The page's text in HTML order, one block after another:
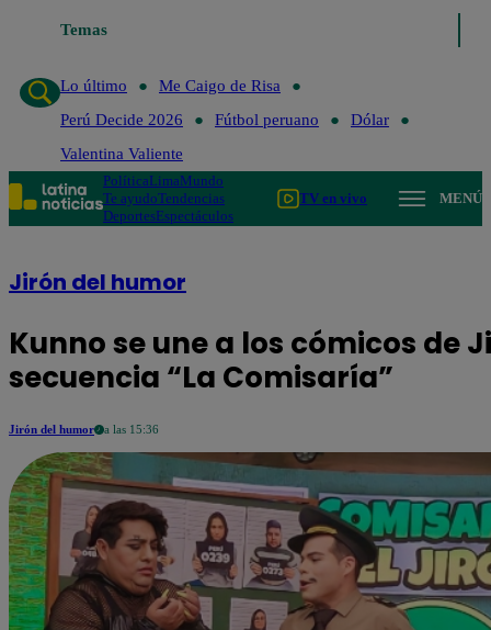
Temas
Lo último
Me Caigo de Risa
Perú Decide 2026
Fútbol peruano
Dólar
Valentina Valiente
PolíticaLimaMundo
Te ayudoTendencias
DeportesEspectáculos
TV en vivo MENÚ
Jirón del humor
Kunno se une a los cómicos de
secuencia “La Comisaría”
Jirón del humor a las 15:36